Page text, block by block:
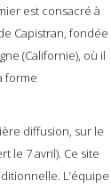
est consacré à
Capistran, fondée
(Californie), où il
forme
diffusion, sur le
le 7 avril). Ce site
L’équipe